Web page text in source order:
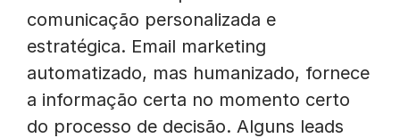
comunicação personalizada e
estratégica. Email marketing
automatizado, mas humanizado, fornece
a informação certa no momento certo
do processo de decisão. Alguns leads